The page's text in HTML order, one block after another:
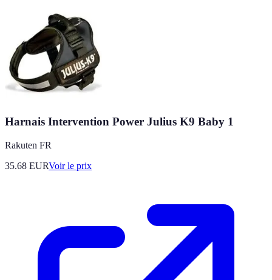
Harnais Intervention Power Julius K9 Baby 1
Rakuten FR
35.68 EURVoir le prix